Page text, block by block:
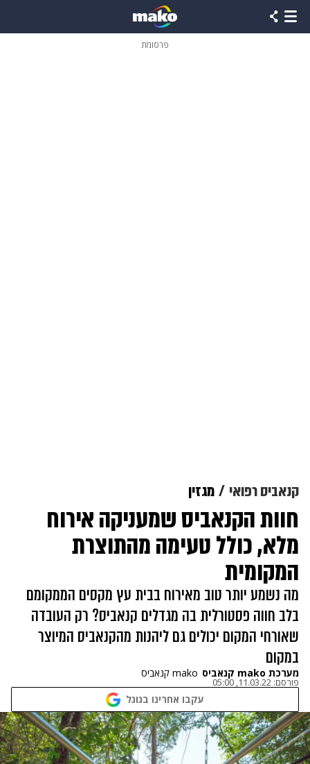
פרסומת
קנאביס רפואי מגזין
חוות הקנאביס שמעניקה אירוח
מלא, כולל טעימה מהתוצרת
המקומית
מה נשמע יותר טוב מאירוח בבית עץ מקסים הממקומם
בלב חווה פסטורלית בה מגדלים קנאביס? רק העובדה
שאורחי המקום יכולים גם ליהנות מהקנאביס המיוצר
במקום
מערכת mako קנאביס mako קנאביס
פורסם: 11.03.22, 05:00
עקבו אחרינו בגוגל